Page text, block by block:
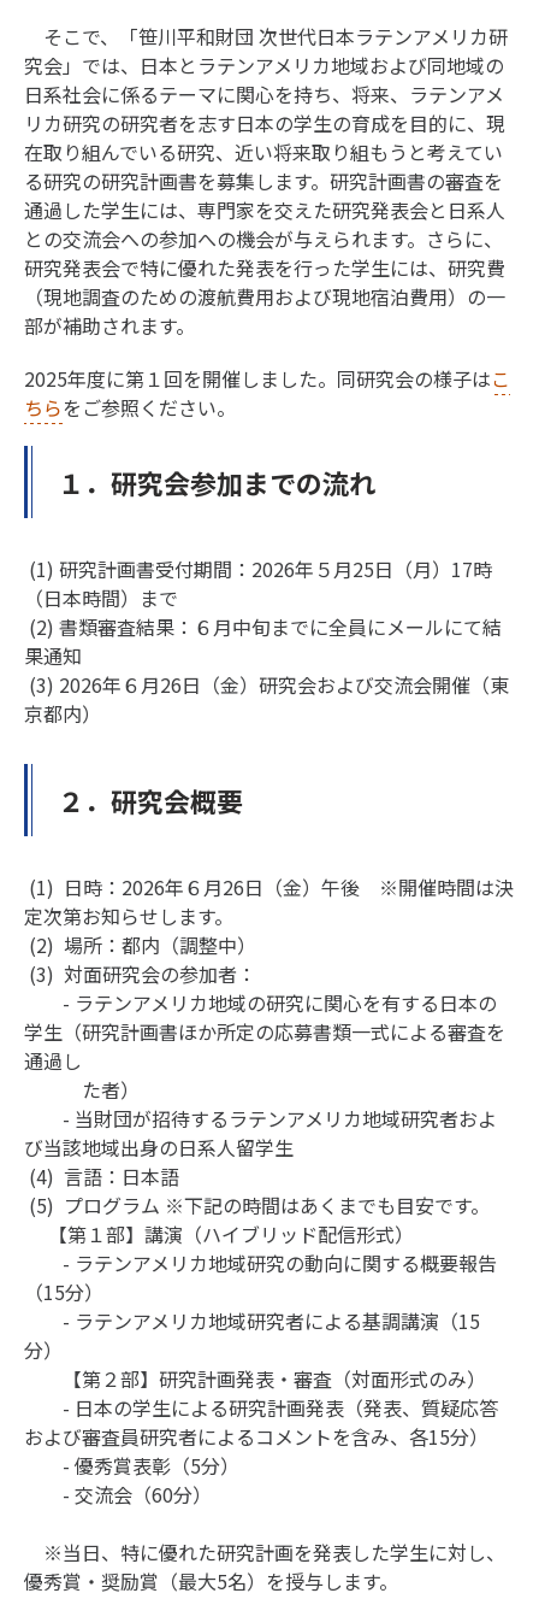
そこで、「笹川平和財団 次世代日本ラテンアメリカ研
究会」では、日本とラテンアメリカ地域および同地域の
日系社会に係るテーマに関心を持ち、将来、ラテンアメ
リカ研究の研究者を志す日本の学生の育成を目的に、現
在取り組んでいる研究、近い将来取り組もうと考えてい
る研究の研究計画書を募集します。研究計画書の審査を
通過した学生には、専門家を交えた研究発表会と日系人
との交流会への参加への機会が与えられます。さらに、
研究発表会で特に優れた発表を行った学生には、研究費
（現地調査のための渡航費用および現地宿泊費用）の一
部が補助されます。
2025年度に第１回を開催しました。同研究会の様子はこ
ちらをご参照ください。
１．研究会参加までの流れ
(1) 研究計画書受付期間：2026年５月25日（月）17時
（日本時間）まで
(2) 書類審査結果：６月中旬までに全員にメールにて結
果通知
(3) 2026年６月26日（金）研究会および交流会開催（東
京都内）
２．研究会概要
(1) 日時：2026年６月26日（金）午後 ※開催時間は決
定次第お知らせします。
(2) 場所：都内（調整中）
(3) 対面研究会の参加者：
- ラテンアメリカ地域の研究に関心を有する日本の
学生（研究計画書ほか所定の応募書類一式による審査を
通過し
た者）
- 当財団が招待するラテンアメリカ地域研究者およ
び当該地域出身の日系人留学生
(4) 言語：日本語
(5) プログラム ※下記の時間はあくまでも目安です。
【第１部】講演（ハイブリッド配信形式）
- ラテンアメリカ地域研究の動向に関する概要報告
（15分）
- ラテンアメリカ地域研究者による基調講演（15
分）
【第２部】研究計画発表・審査（対面形式のみ）
- 日本の学生による研究計画発表（発表、質疑応答
および審査員研究者によるコメントを含み、各15分）
- 優秀賞表彰（5分）
- 交流会（60分）
※当日、特に優れた研究計画を発表した学生に対し、
優秀賞・奨励賞（最大5名）を授与します。